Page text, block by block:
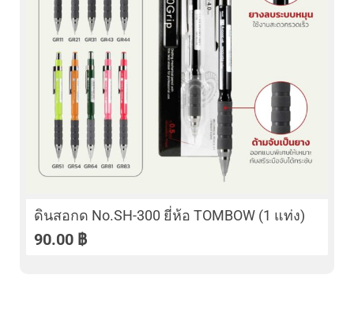
ดินสอกด No.SH-300 ยี่ห้อ TOMBOW (1 แท่ง)
90.00 ฿